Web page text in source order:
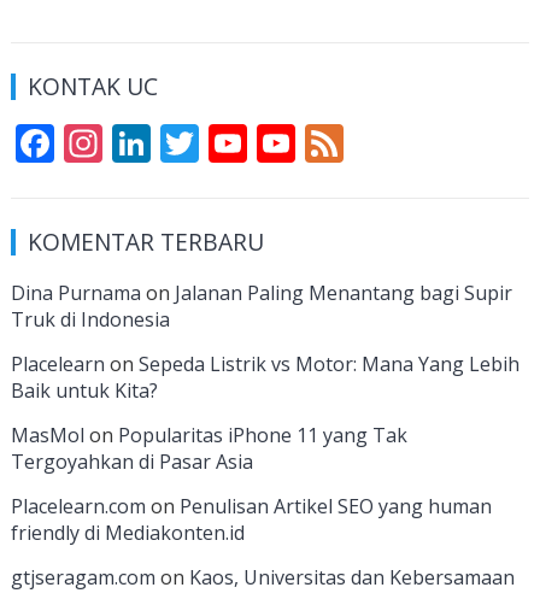
KONTAK UC
F
e
b
o
o
k
In
a
gr
a
m
Li
k
e
dI
n
T
itt
er
Y
u
T
u
e
Y
u
e
h
a
n
n
F
KOMENTAR TERBARU
Dina Purnama on Jalanan Paling Menantang bagi Supir
Truk di Indonesia
Placelearn on Sepeda Listrik vs Motor: Mana Yang Lebih
Baik untuk Kita?
MasMol on Popularitas iPhone 11 yang Tak
Tergoyahkan di Pasar Asia
Placelearn.com on Penulisan Artikel SEO yang human
friendly di Mediakonten.id
gtjseragam.com on Kaos, Universitas dan Kebersamaan